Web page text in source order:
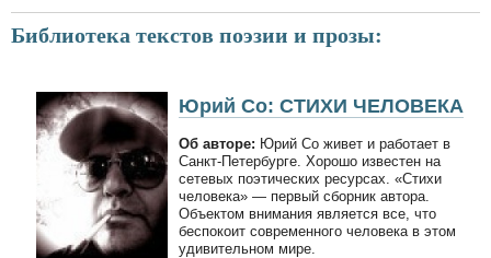
Библиотека текстов поэзии и прозы:
Юрий Со: СТИХИ ЧЕЛОВЕКА
Об авторе: Юрий Со живет и работает в
Санкт-Петербурге. Хорошо известен на
сетевых поэтических ресурсах. «Стихи
человека» — первый сборник автора.
Объектом внимания является все, что
беспокоит современного человека в этом
удивительном мире.